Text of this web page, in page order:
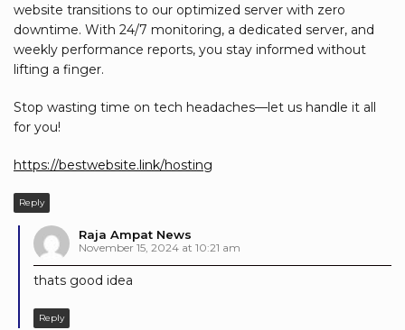
website transitions to our optimized server with zero
downtime. With 24/7 monitoring, a dedicated server, and
weekly performance reports, you stay informed without
lifting a finger.
Stop wasting time on tech headaches—let us handle it all
for you!
https://bestwebsite.link/hosting
Reply
Raja Ampat News
November 15, 2024 at 10:21 am
thats good idea
Reply